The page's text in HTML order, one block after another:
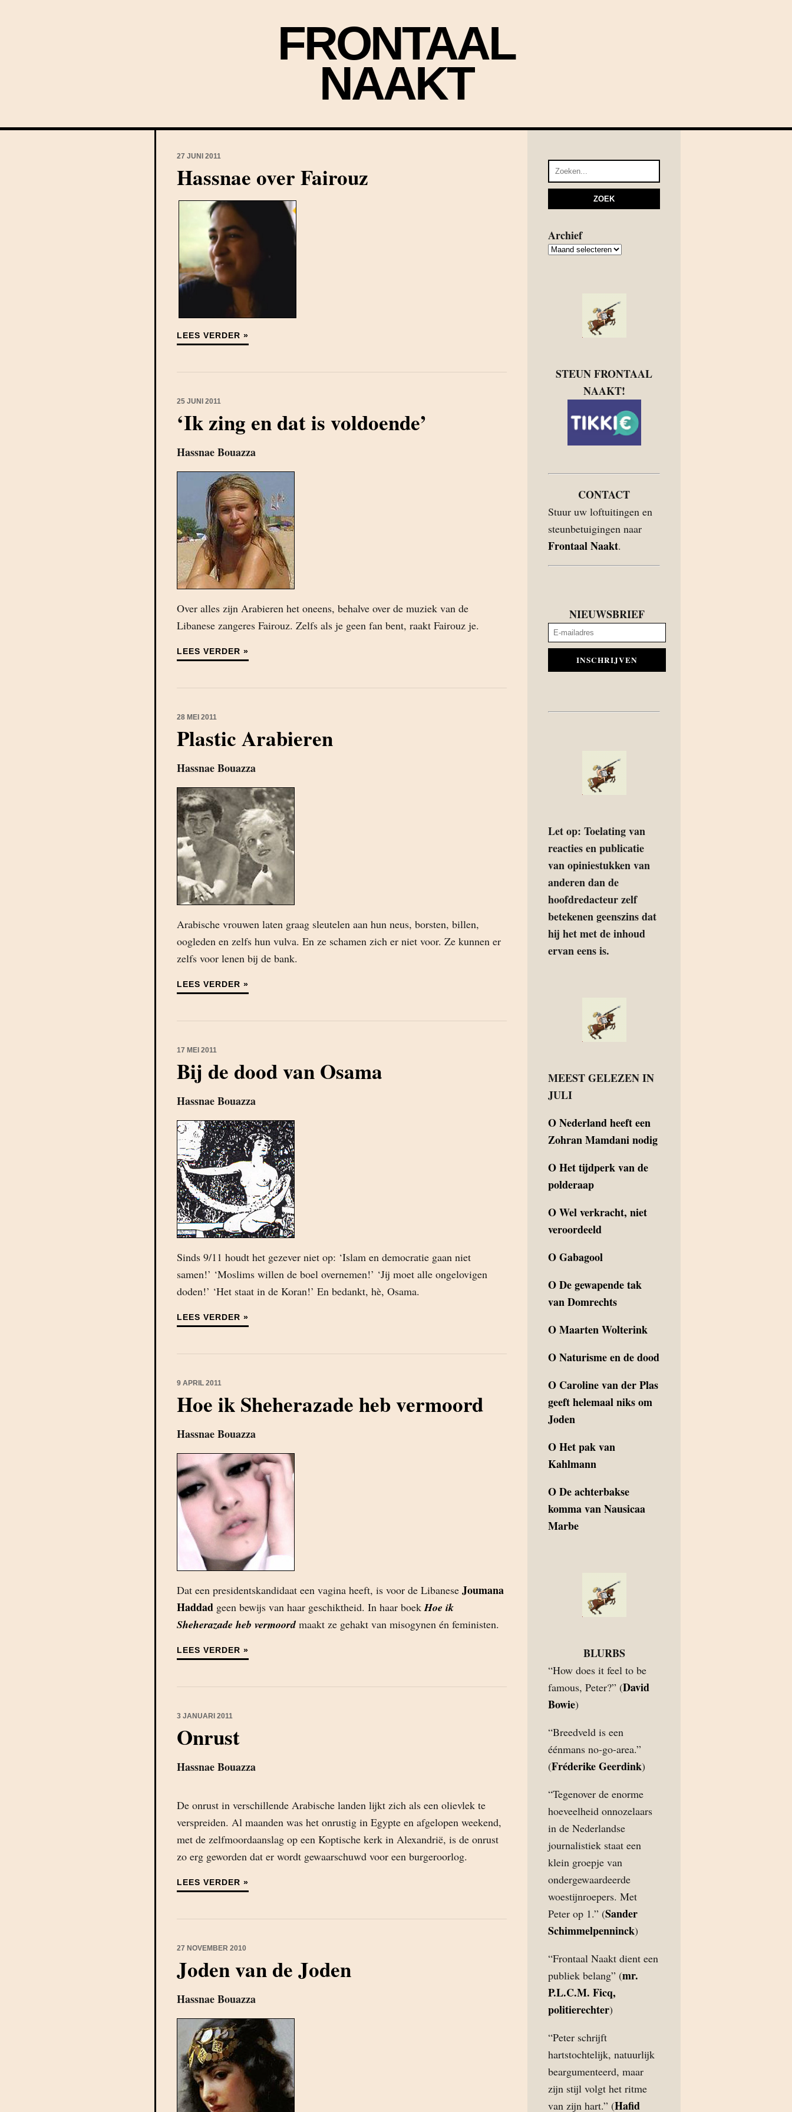
FRONTAAL
NAAKT
27 JUNI 2011
Hassnae over Fairouz
LEES VERDER »
25 JUNI 2011
‘Ik zing en dat is voldoende’
Hassnae Bouazza
Over alles zijn Arabieren het oneens, behalve over de muziek van de
Libanese zangeres Fairouz. Zelfs als je geen fan bent, raakt Fairouz je.
LEES VERDER »
28 MEI 2011
Plastic Arabieren
Hassnae Bouazza
Arabische vrouwen laten graag sleutelen aan hun neus, borsten, billen,
oogleden en zelfs hun vulva. En ze schamen zich er niet voor. Ze kunnen er
zelfs voor lenen bij de bank.
LEES VERDER »
17 MEI 2011
Bij de dood van Osama
Hassnae Bouazza
Sinds 9/11 houdt het gezever niet op: ‘Islam en democratie gaan niet
samen!’ ‘Moslims willen de boel overnemen!’ ‘Jij moet alle ongelovigen
doden!’ ‘Het staat in de Koran!’ En bedankt, hè, Osama.
LEES VERDER »
9 APRIL 2011
Hoe ik Sheherazade heb vermoord
Hassnae Bouazza
Dat een presidentskandidaat een vagina heeft, is voor de Libanese Joumana
Haddad geen bewijs van haar geschiktheid. In haar boekHoe ik
Sheherazade heb vermoordmaakt ze gehakt van misogynen én feministen.
LEES VERDER »
3 JANUARI 2011
Onrust
Hassnae Bouazza
De onrust in verschillende Arabische landen lijkt zich als een olievlek te
verspreiden. Al maanden was het onrustig in Egypte en afgelopen weekend,
met de zelfmoordaanslag op een Koptische kerk in Alexandrië, is de onrust
zo erg geworden dat er wordt gewaarschuwd voor een burgeroorlog.
LEES VERDER »
27 NOVEMBER 2010
Joden van de Joden
Hassnae Bouazza
Archief
Archief
STEUN FRONTAAL
NAAKT!
CONTACT
Stuur uw loftuitingen en
steunbetuigingen naar
Frontaal Naakt.
NIEUWSBRIEF
INSCHRIJVEN
Let op: Toelating van
reacties en publicatie
van opiniestukken van
anderen dan de
hoofdredacteur zelf
betekenen geenszins dat
hij het met de inhoud
ervan eens is.
MEEST GELEZEN IN
JULI
ONederland heeft een
Zohran Mamdani nodig
OHet tijdperk van de
polderaap
OWel verkracht, niet
veroordeeld
OGabagool
ODe gewapende tak
van Domrechts
OMaarten Wolterink
ONaturisme en de dood
O Caroline van der Plas
geeft helemaal niks om
Joden
OHet pak van
Kahlmann
ODe achterbakse
komma van Nausicaa
Marbe
BLURBS
“How does it feel to be
famous, Peter?” (David
Bowie)
“Breedveld is een
éénmans no-go-area.”
(Fréderike Geerdink)
“Tegenover de enorme
hoeveelheid onnozelaars
in de Nederlandse
journalistiek staat een
klein groepje van
ondergewaardeerde
woestijnroepers. Met
Peter op 1.” (Sander
Schimmelpenninck)
“Frontaal Naakt dient een
publiek belang” (mr.
P.L.C.M. Ficq,
politierechter)
“Peter schrijft
hartstochtelijk, natuurlijk
beargumenteerd, maar
zijn stijl volgt het ritme
van zijn hart.” (Hafid